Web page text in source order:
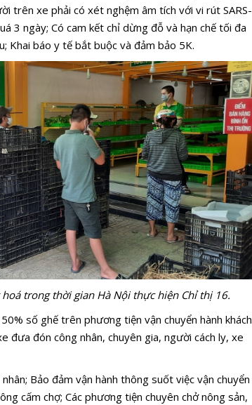
trên xe phải có xét nghệm âm tích với vi rút SARS-
3 ngày; Có cam kết chỉ dừng đỗ và hạn chế tối đa
Khai báo y tế bắt buộc và đảm bảo 5K.
trong thời gian Hà Nội thực hiện Chỉ thị 16.
số ghế trên phương tiện vận chuyển hành khách
đón công nhân, chuyên gia, người cách ly, xe
Bảo đảm vận hành thông suốt việc vận chuyển
cấm chợ; Các phương tiện chuyên chở nông sản,